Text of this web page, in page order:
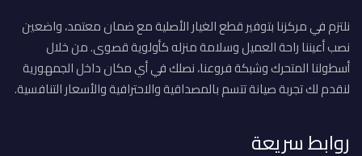
نلتزم في مركزنا بتوفير قطع الغيار الأصلية مع ضمان معتمد، واضعين
نصب أعيننا راحة العميل وسلامة منزله كأولوية قصوى. من خلال
أسطولنا المتحرك وشبكة فروعنا، نصلك في أي مكان داخل الجمهورية
لنقدم لك تجربة صيانة تتسم بالمصداقية والاحترافية والأسعار التنافسية.
روابط سريعة